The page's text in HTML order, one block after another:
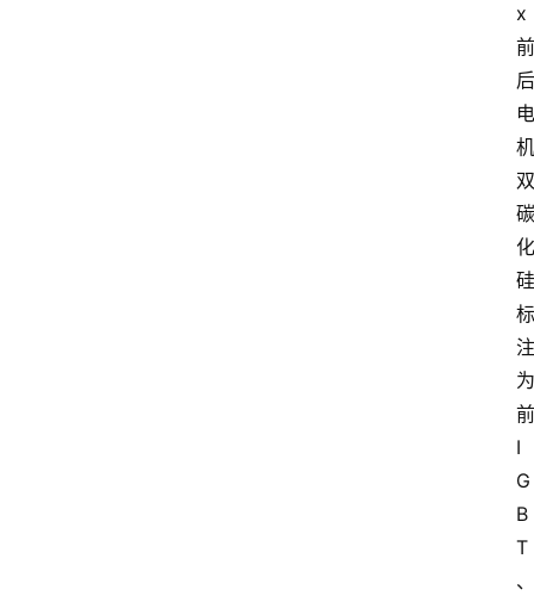
x
前
后
电
机
双
碳
化
硅
标
注
为
前
I
G
B
T
、